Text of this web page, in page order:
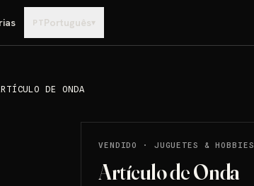
PTPortuguês▾
DE ONDA
VENDIDO · JUGUETES & HOBBIES
Artículo de Onda